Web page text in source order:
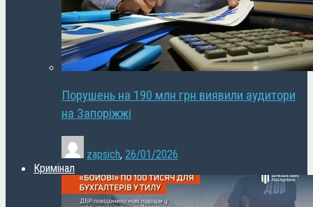
Порушень на 190 млн грн виявили аудитори
на Запоріжжі
zapsich, 26/01/2026
Кримінал